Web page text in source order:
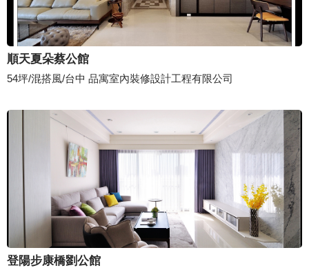
順天夏朵蔡公館
54坪/混搭風/台中 品寓室內裝修設計工程有限公司
登陽步康橋劉公館